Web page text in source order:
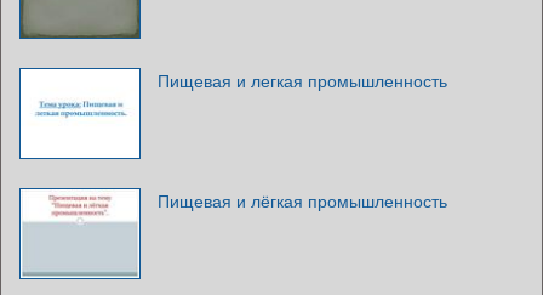
Пищевая и легкая промышленность
Пищевая и лёгкая промышленность